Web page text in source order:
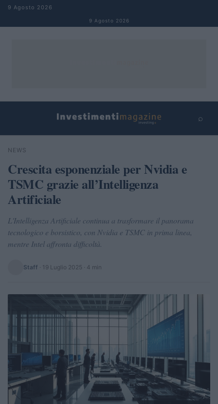
Salta al contenuto
9 Agosto 2026
9 Agosto 2026
⌕
Cerca
NEWS
Crescita esponenziale per Nvidia e
TSMC grazie all’Intelligenza
Artificiale
L'Intelligenza Artificiale continua a trasformare il panorama
tecnologico e borsistico, con Nvidia e TSMC in prima linea,
mentre Intel affronta difficoltà.
Staff · 19 Luglio 2025 · 4 min